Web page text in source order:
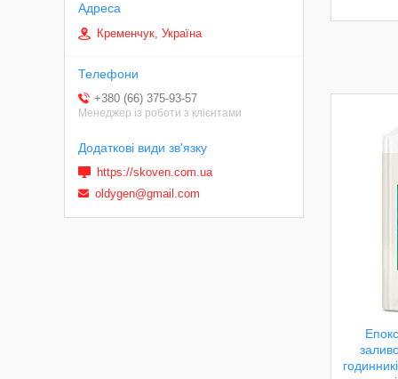
Кременчук, Україна
+380 (66) 375-93-57
Менеджер із роботи з клієнтами
https://skoven.com.ua
oldygen@gmail.com